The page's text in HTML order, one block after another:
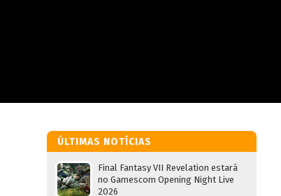
ÚLTIMAS NOTÍCIAS
Final Fantasy VII Revelation estará
no Gamescom Opening Night Live
2026